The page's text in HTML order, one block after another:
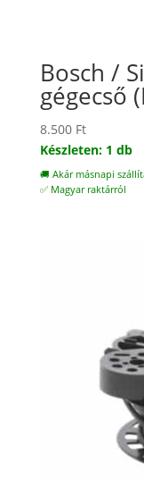
Bosch /
gégecső
8.500 Ft
Készleten: 1 db
🚚 Akár másnapi
✅ Magyar raktárról